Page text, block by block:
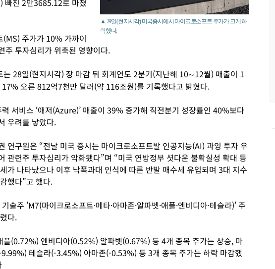
▲ 29일(현지시각) 미국증시에서 마이크로소프트 주가가 크게 하
락했다.
빠진 2만3685.12로 마쳤
(MS) 주가가 10% 가까이
주 투자심리가 위축된 영향이다.
는 28일(현지시각) 장 마감 뒤 회계연도 2분기(지난해 10∼12월) 매출이 1
17% 오른 812억7천만 달러(약 116조원)를 기록했다고 밝혔다.
서비스 ‘애저(Azure)’ 매출이 39% 증가해 직전분기 성장률인 40%보다
우려를 낳았다.
연구원은 “전날 미국 증시는 마이크로소프트발 인공지능(AI) 과잉 투자 우
관련주 투자심리가 악화됐다”며 “미국 연방정부 셧다운 불확실성 확대 등
가 나타났으나 이후 낙폭과대 인식에 따른 반발 매수세 유입되며 3대 지수
했다”고 했다.
술주 'M7(마이크로소프트·메타·아마존·알파벳·애플·엔비디아·테슬라)' 주
다.
플(0.72%) 엔비디아(0.52%) 알파벳(0.67%) 등 4개 종목 주가는 상승, 마
테슬라(-3.45%) 아마존(-0.53%) 등 3개 종목 주가는 하락 마감했